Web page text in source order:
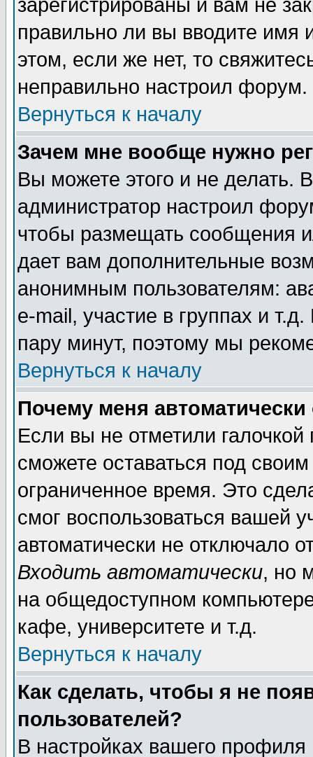
зарегистрированы и вам не
правильно ли вы вводите
этом, если же нет, то
неправильно настроил форум.
Вернуться к началу
Зачем мне вообще нужно
Вы можете этого и не делать.
администратор настроил
чтобы размещать сообщения
дает вам дополнительные
анонимным пользователям:
e-mail, участие в группах и
пару минут, поэтому мы
Вернуться к началу
Почему меня автоматически
Если вы не отметили галочкой
сможете оставаться под
ограниченное время. Это
смог воспользоваться вашей
автоматически не отключало
Входить автоматически, но
на общедоступном
кафе, университете и т.д.
Вернуться к началу
Как сделать, чтобы я не
пользователей?
В настройках вашего